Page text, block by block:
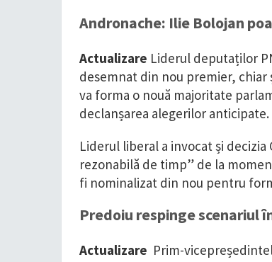
Andronache: Ilie Bolojan
Actualizare Liderul deputaților
desemnat din nou premier, chiar
va forma o nouă majoritate
declanșarea alegerilor anticipate.
Liderul liberal a invocat și decizia
rezonabilă de timp” de la
fi nominalizat din nou pentru
Predoiu respinge scenariul
Actualizare Prim-